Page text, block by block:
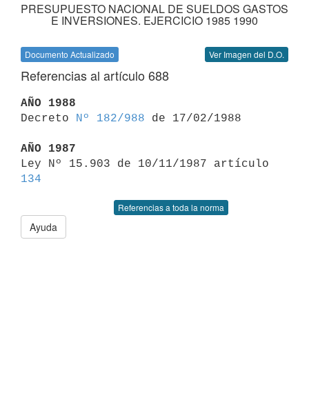
PRESUPUESTO NACIONAL DE SUELDOS GASTOS
E INVERSIONES. EJERCICIO 1985 1990
Documento Actualizado Ver Imagen del D.O.
Referencias al artículo 688
AÑO 1988
Decreto
Nº 182/988 de 17/02/1988
AÑO 1987
134
Referencias a toda la norma
Ayuda